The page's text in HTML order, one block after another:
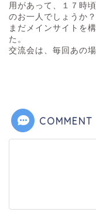
用があって、１７時
のお一人でしょうか？
まだメインサイトを
た。
交流会は、毎回あの
COMMENT